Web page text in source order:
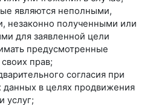
являются неполными,
незаконно полученными или
для заявленной цели
предусмотренные
прав;
согласия при
данных в целях продвижения
услуг;